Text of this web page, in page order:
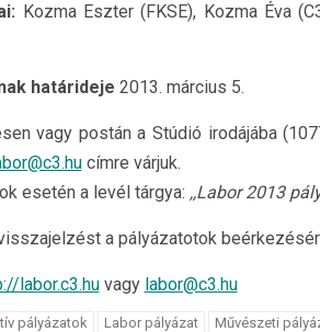
Kozma Eszter (FKSE), Kozma Éva
határideje 2013. március 5.
vagy postán a Stúdió irodájába
címre várjuk.
esetén a levél tárgya: ,,Labor 2013
a pályázatotok
labor.c3.huvagy labor@c3.hu
pályázatok Labor pályázat Művészeti